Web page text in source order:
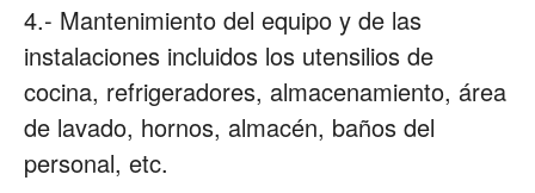
4.- Mantenimiento del equipo y de las
instalaciones incluidos los utensilios de
cocina, refrigeradores, almacenamiento, área
de lavado, hornos, almacén, baños del
personal, etc.